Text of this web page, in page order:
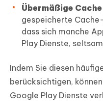
Übermäßige
gespeicherte
dass sich manche
Play Dienste,
Indem Sie diesen
berücksichtigen,
Google Play Dienste